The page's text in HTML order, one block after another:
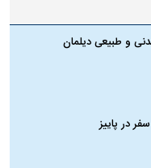
و طبیعی دیلمان
در پاییز